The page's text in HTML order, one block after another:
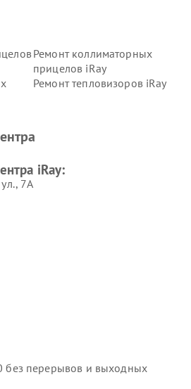
Ремонт коллиматорных
прицелов iRay
Ремонт тепловизоров iRay
iRay:
7А
перерывов и выходных